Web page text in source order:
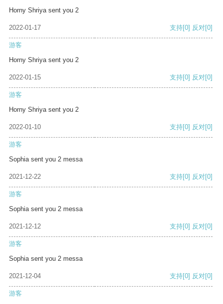
Horny Shriya sent you 2
2022-01-17 支持[0] 反对[0]
游客
Horny Shriya sent you 2
2022-01-15 支持[0] 反对[0]
游客
Horny Shriya sent you 2
2022-01-10 支持[0] 反对[0]
游客
Sophia sent you 2 messa
2021-12-22 支持[0] 反对[0]
游客
Sophia sent you 2 messa
2021-12-12 支持[0] 反对[0]
游客
Sophia sent you 2 messa
2021-12-04 支持[0] 反对[0]
游客